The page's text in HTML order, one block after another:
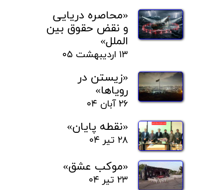
«محاصره دریایی
و نقض حقوق بین
الملل»
۱۳ اردیبهشت ۰۵
«زیستن در
رویاها»
۲۶ آبان ۰۴
«نقطه پایان»
۲۸ تیر ۰۴
«موکب عشق»
۲۳ تیر ۰۴